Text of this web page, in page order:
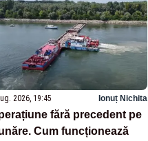
2026, 19:45 Ionuț Nichita
fără precedent pe
Cum funcționează